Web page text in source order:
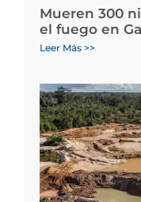
Mueren 300
el fuego en
Leer Más >>